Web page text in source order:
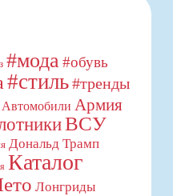
#мода #обувь
#стиль#тренды
Автомобили Армия
ВСУ
Дональд Трамп
Каталог
Лонгриды